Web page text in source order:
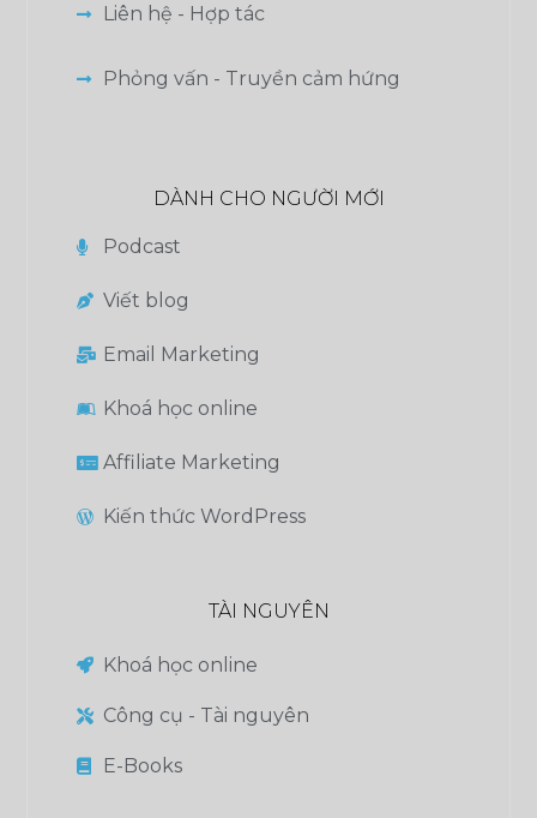
Liên hệ - Hợp tác
Phỏng vấn - Truyền cảm hứng
DÀNH CHO NGƯỜI MỚI
Podcast
Viết blog
Email Marketing
Khoá học online
Affiliate Marketing
Kiến thức WordPress
TÀI NGUYÊN
Khoá học online
Công cụ - Tài nguyên
E-Books